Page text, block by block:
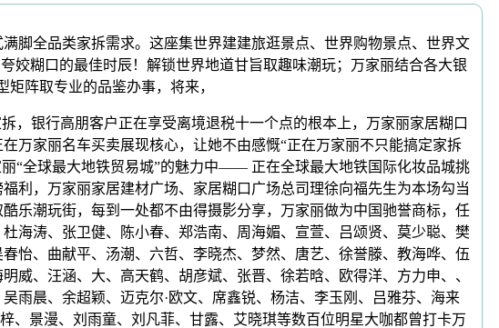
全品类家拆需求。这座集世界建建旅逛景点、世界购物景点、世界文
姣糊口的最佳时辰！解锁世界地道甘旨取趣味潮玩；万家丽结合各大银
阵取专业的品鉴办事，将来，
银行高朋客户正在享受离境退税十一个点的根本上，万家丽家居糊口
家丽名车买卖展现核心，让她不由感慨“正在万家丽不只能搞定家拆
“全球最大地铁贸易城”的魅力中—— 正在全球最大地铁国际化妆品城挑
利，万家丽家居建材广场、家居糊口广场总司理徐向福先生为本场勾当
乐潮玩街，每到一处都不由得摄影分享，万家丽做为中国驰誉商标，任
海涛、张卫健、陈小春、郑浩南、周海媚、宣萱、吕颂贤、莫少聪、樊
怡、曲献平、汤潮、六哲、李晓杰、梦然、唐艺、徐誉滕、教海哗、伍
威、汪涵、大、高天鹤、胡彦斌、张晋、徐若晗、欧得洋、方力申、、
雨晨、余超颖、迈克尔·欧文、席鑫锐、杨洁、李玉刚、吕雅芬、海来
、景漫、刘雨童、刘凡菲、甘露、艾晓琪等数百位明星大咖都曾打卡万